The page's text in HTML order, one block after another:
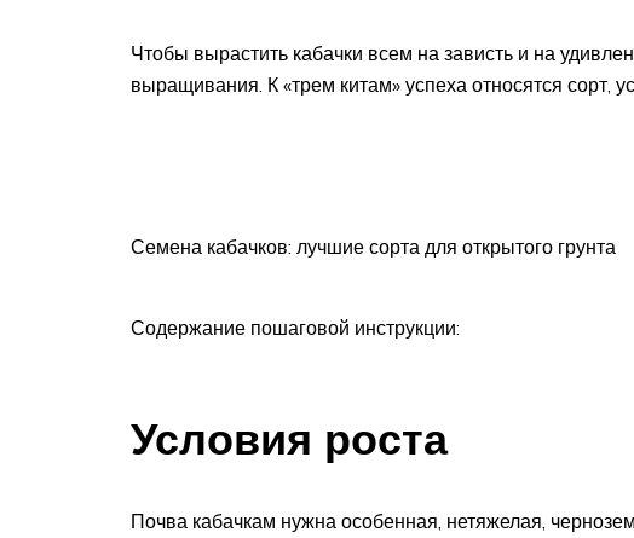
Чтобы вырастить кабачки всем на зависть и на
выращивания. К «трем китам» успеха относятся сорт,
Семена кабачков: лучшие сорта для открытого грунта
Содержание пошаговой инструкции:
Условия роста
Почва кабачкам нужна особенная, нетяжелая,